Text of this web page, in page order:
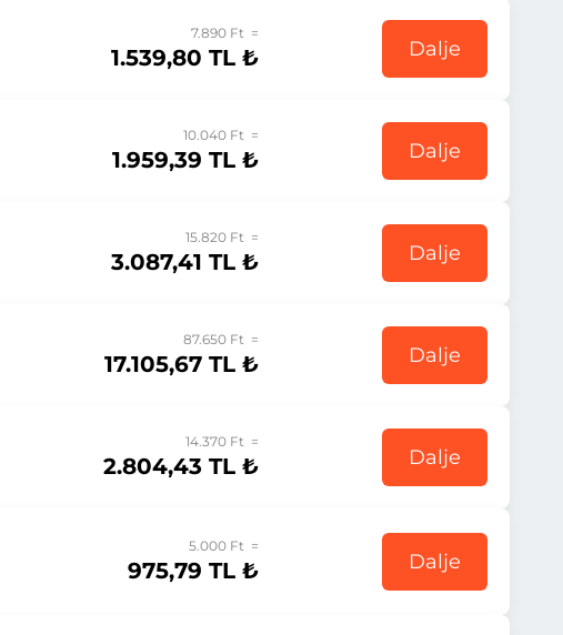
7.890 Ft =
1.539,80 TL ₺ Dalje
10.040 Ft =
1.959,39 TL ₺ Dalje
15.820 Ft =
3.087,41 TL ₺ Dalje
87.650 Ft =
17.105,67 TL ₺ Dalje
14.370 Ft =
2.804,43 TL ₺ Dalje
5.000 Ft =
975,79 TL ₺ Dalje